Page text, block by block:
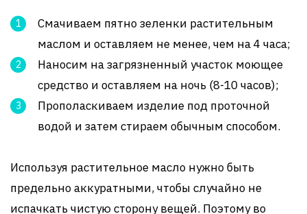
Смачиваем пятно зеленки растительным
маслом и оставляем не менее, чем на 4 часа;
Наносим на загрязненный участок моющее
средство и оставляем на ночь (8-10 часов);
Прополаскиваем изделие под проточной
водой и затем стираем обычным способом.
Используя растительное масло нужно быть
предельно аккуратными, чтобы случайно не
испачкать чистую сторону вещей. Поэтому во